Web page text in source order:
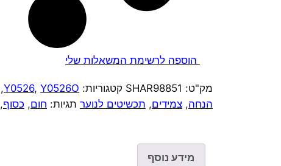
הוספה לרשימת המשאלות שלי
מק"ט: SHAR98851 קטגוריות: Y0526, Y0526O
,
הנחה, צמידים, תכשיטים לנוער תגיות: חום, כסוף,
מידע נוסף